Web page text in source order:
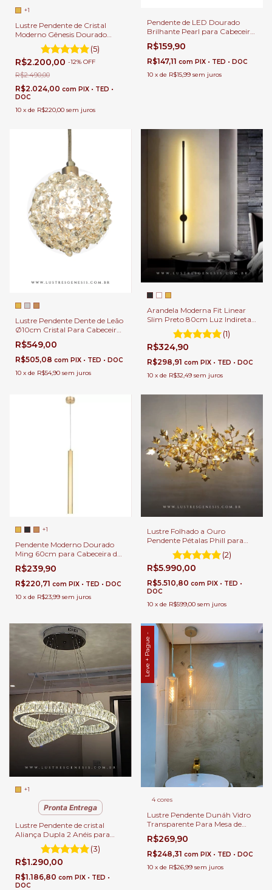
+1
Lustre Pendente de Cristal
Moderno Gênesis Dourado
Para Quartos, Sala de Jantar,
Sala de Estar e Apartamentos
(5)
R$2.200,00 -12% OFF
R$2.490,00
R$2.024,00 com PIX • TED •
DOC
10 x de R$220,00 sem juros
Pendente de LED Dourado
Brilhante Pearl para Cabeceira
de Cama, Balcão de Cozinha e
Quartos de Casal
R$159,90
R$147,11 com PIX • TED • DOC
10 x de R$15,99 sem juros
Lustre Pendente Dente de Leão
Ø10cm Cristal Para Cabeceira
de Cama, Lavabo e banheiro.
R$549,00
R$505,08 com PIX • TED • DOC
10 x de R$54,90 sem juros
Arandela Moderna Fit Linear
Slim Preto 80cm Luz Indireta
de LED para Quarto, Cabeceira
de Cama, Lavabo, Corredor e
Escritórios
(1)
R$324,90
R$298,91 com PIX • TED • DOC
10 x de R$32,49 sem juros
+1
Pendente Moderno Dourado
Ming 60cm para Cabeceira de
Cama, Balcão de Cozinha,
Quartos e Lavabo.
R$239,90
R$220,71 com PIX • TED • DOC
10 x de R$23,99 sem juros
Lustre Folhado a Ouro
Pendente Pétalas Phill para
Sala de Jantar, Quartos, Sala de
Estar e Escritórios
(2)
R$5.990,00
R$5.510,80 com PIX • TED •
DOC
10 x de R$599,00 sem juros
+1
Pronta Entrega
Lustre Pendente de cristal
Aliança Dupla 2 Anéis para
Sala de Jantar Sala de Estar e
Quartos.
(3)
R$1.290,00
R$1.186,80 com PIX • TED •
DOC
Leve + Pague -
4 cores
Lustre Pendente Dunáh Vidro
Transparente Para Mesa de
Sala de Jantar.
R$269,90
R$248,31 com PIX • TED • DOC
10 x de R$26,99 sem juros